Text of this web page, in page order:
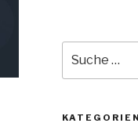
nach:
KATEGORIEN